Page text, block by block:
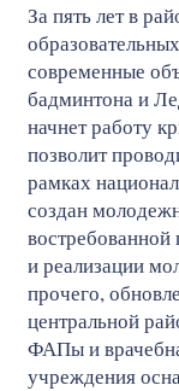
За пять лет в
современные
бадминтона и
начнет работу
позволит
рамках
создан
и реализации
прочего,
центральной
ФАПы и
учреждения